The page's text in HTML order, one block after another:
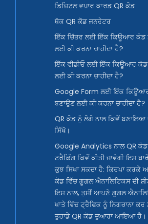
ਡਿਜ਼ਿਟਲ ਵਪਾਰ ਕਾਰਡ QR ਕੋਡ
ਥੋਕ QR ਕੋਡ ਜਨਰੇਟਰ
ਇੱਕ ਚਿੱਤਰ ਲਈ ਇੱਕ ਕਿਊਆਰ ਕੋਡ
ਲਈ ਕੀ ਕਰਨਾ ਚਾਹੀਦਾ ਹੈ?
ਇੱਕ ਵੀਡੀਓ ਲਈ ਇੱਕ ਕਿਊਆਰ ਕੋਡ
ਲਈ ਕੀ ਕਰਨਾ ਚਾਹੀਦਾ ਹੈ?
Google Form ਲਈ ਇੱਕ
ਬਣਾਉਣ ਲਈ ਕੀ ਕਰਨਾ ਚਾਹੀਦਾ ਹੈ?
QR ਕੋਡ ਨੂੰ ਲੋਗੋ ਨਾਲ ਕਿਵੇਂ ਬਣਾਇਆ
ਸਿੱਖੋ।
Google Analytics ਨਾਲ QR ਕੋਡ
ਟਰੈਕਿੰਗ ਕਿਵੇਂ ਕੀਤੀ ਜਾਵੇਗੀ ਇਸ
ਕੁਝ ਸਿਖਾ ਸਕਦਾ ਹੈ: ਕਿਰਪਾ ਕਰਕੇ
ਕੋਡ ਵਿੱਚ ਗੂਗਲ ਐਨਾਲਿਟਿਕਸ ਦੀ
ਇਸ ਨਾਲ, ਤੁਸੀਂ ਆਪਣੇ ਗੂਗਲ
ਖਾਤੇ ਵਿੱਚ ਟ੍ਰੈਫਿਕ ਨੂੰ ਨਿਗਰਾਨਾ
ਤੁਹਾਡੇ QR ਕੋਡ ਦੁਆਰਾ ਆਇਆ ਹੈ।